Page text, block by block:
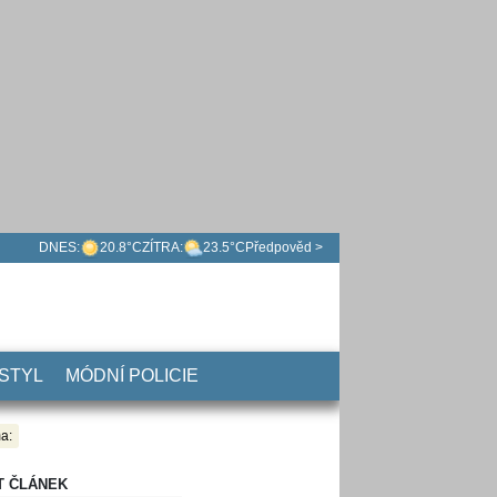
DNES: 20.8°CZÍTRA: 23.5°C Předpověd >
MÓDNÍ POLICIE
ČLÁNEK